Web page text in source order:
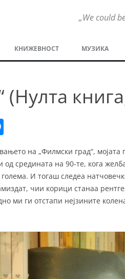
„We could
ФИЛМ
ОД СВЕТОТ
ЖАНРОВИ
ФЕСТИВАЛИ
КНИЖЕВНОСТ МУЗИКА
(Нулта
ss
e
n
g
на „Филмски град“, мојата
средината на 90-те, кога
голема. И тогаш следеа
чии корици станаа
ми ги отстапи нејзините